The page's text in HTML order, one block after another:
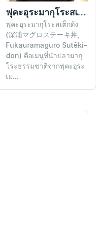
ฟุคะอุระมากุโระสเต็กด้ง
ฟุคะอุระมากุโระสเต็กด้ง
(深浦マグロステーキ丼,
Fukauramaguro Sutēki-
don) คือเมนูที่นำปลามากุ
โระธรรมชาติจากฟุคะอุระ
เม...